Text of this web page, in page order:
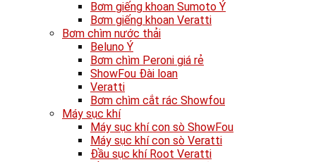
Bơm giếng khoan Sumoto Ý
Bơm giếng khoan Veratti
Bơm chìm nước thải
Beluno Ý
Bơm chìm Peroni giá rẻ
ShowFou Đài loan
Veratti
Bơm chìm cắt rác Showfou
Máy sục khí
Máy sục khí con sò ShowFou
Máy sục khí con sò Veratti
Đầu sục khí Root Veratti